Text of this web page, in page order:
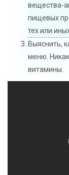
вещества-
пищевых
тех или
Выяснить,
меню.
витамины.